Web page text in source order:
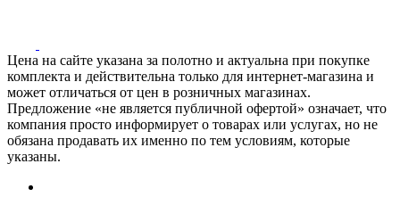
Цена на сайте указана за полотно и актуальна при покупке
комплекта и действительна только для интернет-магазина и
может отличаться от цен в розничных магазинах.
Предложение «не является публичной офертой» означает, что
компания просто информирует о товарах или услугах, но не
обязана продавать их именно по тем условиям, которые
указаны.